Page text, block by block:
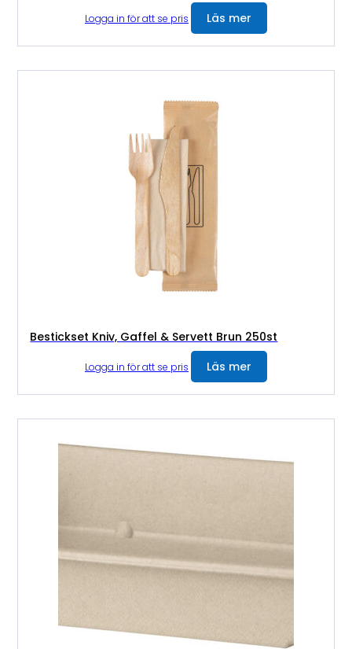
Logga in för att se pris Läs mer
Bestickset Kniv, Gaffel & Servett Brun 250st
Logga in för att se pris Läs mer